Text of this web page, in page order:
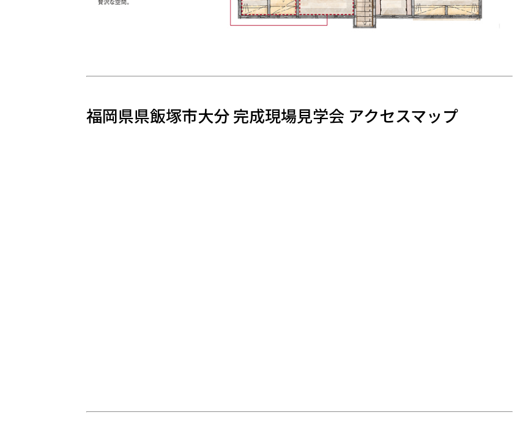
福岡県県飯塚市大分 完成現場見学会 アクセスマップ